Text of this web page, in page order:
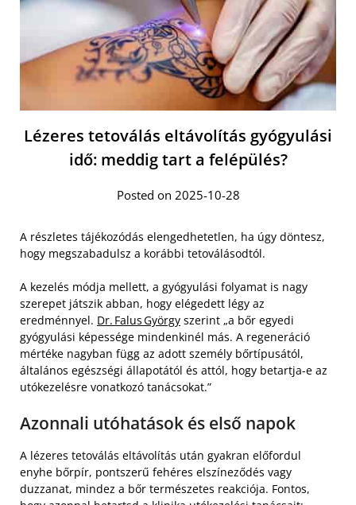
Lézeres tetoválás eltávolítás gyógyulási
idő: meddig tart a felépülés?
Posted on 2025-10-28
A részletes tájékozódás elengedhetetlen, ha úgy döntesz,
hogy megszabadulsz a korábbi tetoválásodtól.
A kezelés módja mellett, a gyógyulási folyamat is nagy
szerepet játszik abban, hogy elégedett légy az
eredménnyel. Dr. Falus György szerint „a bőr egyedi
gyógyulási képessége mindenkinél más. A regeneráció
mértéke nagyban függ az adott személy bőrtípusától,
általános egészségi állapotától és attól, hogy betartja-e az
utókezelésre vonatkozó tanácsokat.”
Azonnali utóhatások és első napok
A lézeres tetoválás eltávolítás után gyakran előfordul
enyhe bőrpír, pontszerű fehéres elszíneződés vagy
duzzanat, mindez a bőr természetes reakciója. Fontos,